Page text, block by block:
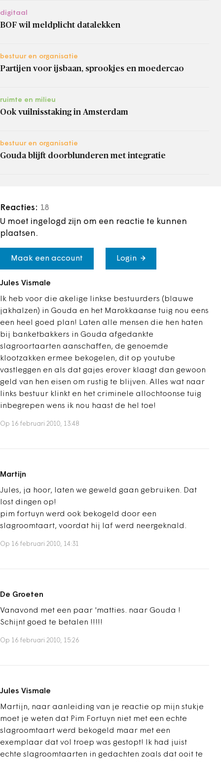
digitaal
BOF wil meldplicht datalekken
bestuur en organisatie
Partijen voor ijsbaan, sprookjes en moedercao
ruimte en milieu
Ook vuilnisstaking in Amsterdam
bestuur en organisatie
Gouda blijft doorblunderen met integratie
Reacties: 18
U moet ingelogd zijn om een reactie te kunnen
plaatsen.
Maak een account Login
Jules Vismale
Ik heb voor die akelige linkse bestuurders (blauwe
jakhalzen) in Gouda en het Marokkaanse tuig nou eens
een heel goed plan! Laten alle mensen die hen haten
bij banketbakkers in Gouda afgedankte
slagroortaarten aanschaffen, de genoemde
klootzakken ermee bekogelen, dit op youtube
vastleggen en als dat gajes erover klaagt dan gewoon
geld van hen eisen om rustig te blijven. Alles wat naar
links bestuur klinkt en het criminele allochtoonse tuig
inbegrepen wens ik nou haast de hel toe!
Op 16 februari 2010, 13:48
Martijn
Jules, ja hoor, laten we geweld gaan gebruiken. Dat
lost dingen op!
pim fortuyn werd ook bekogeld door een
slagroomtaart, voordat hij laf werd neergeknald.
Op 16 februari 2010, 14:31
De Groeten
Vanavond met een paar 'matties. naar Gouda !
Schijnt goed te betalen !!!!!
Op 16 februari 2010, 15:26
Jules Vismale
Martijn, naar aanleiding van je reactie op mijn stukje
moet je weten dat Pim Fortuyn niet met een echte
slagroomtaart werd bekogeld maar met een
exemplaar dat vol troep was gestopt! Ik had juist
echte slagroomtaarten in gedachten zoals dat ooit te